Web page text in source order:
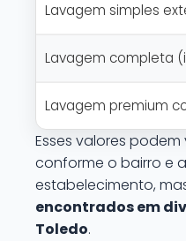
Lavagem simples
Lavagem completa
Lavagem premium
Esses valores
conforme o bairro e
estabelecimento,
encontrados em
Toledo.